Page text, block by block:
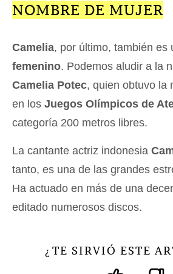
NOMBRE DE MUJER
Camelia, por último, también es
femenino. Podemos aludir a la
Camelia Potec, quien obtuvo la
en los Juegos Olímpicos de
categoría 200 metros libres.
La cantante actriz indonesia
tanto, es una de las grandes
Ha actuado en más de una
editado numerosos discos.
¿ TE SIRVIÓ ESTE